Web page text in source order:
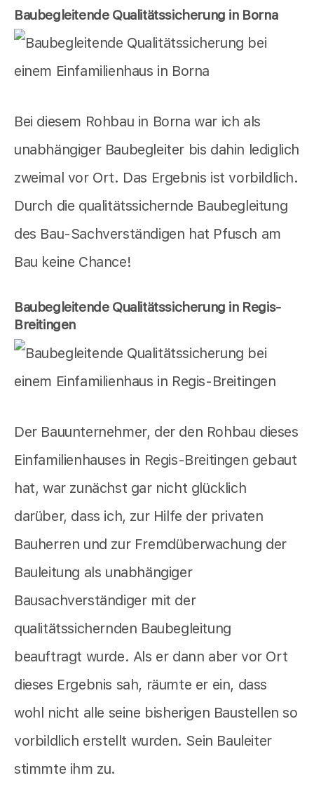
Baubegleitende Qualitätssicherung in Borna
Bei diesem Rohbau in Borna war ich als
unabhängiger Baubegleiter bis dahin lediglich
zweimal vor Ort. Das Ergebnis ist vorbildlich.
Durch die qualitätssichernde Baubegleitung
des Bau-Sachverständigen hat Pfusch am
Bau keine Chance!
Baubegleitende Qualitätssicherung in Regis-
Breitingen
Der Bauunternehmer, der den Rohbau dieses
Einfamilienhauses in Regis-Breitingen gebaut
hat, war zunächst gar nicht glücklich
darüber, dass ich, zur Hilfe der privaten
Bauherren und zur Fremdüberwachung der
Bauleitung als unabhängiger
Bausachverständiger mit der
qualitätssichernden Baubegleitung
beauftragt wurde. Als er dann aber vor Ort
dieses Ergebnis sah, räumte er ein, dass
wohl nicht alle seine bisherigen Baustellen so
vorbildlich erstellt wurden. Sein Bauleiter
stimmte ihm zu.